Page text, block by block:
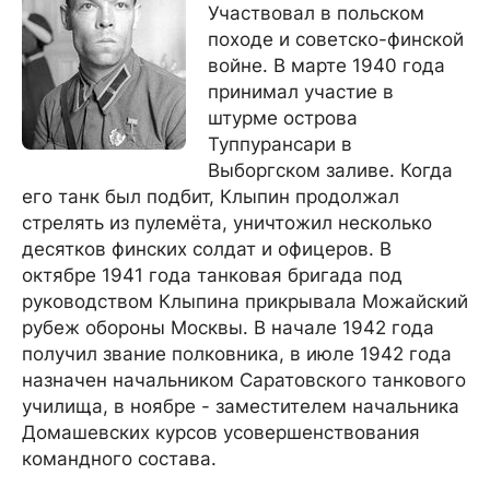
Участвовал в польском
походе и советско-финской
войне. В марте 1940 года
принимал участие в
штурме острова
Туппурансари в
Выборгском заливе. Когда
его танк был подбит, Клыпин продолжал
стрелять из пулемёта, уничтожил несколько
десятков финских солдат и офицеров. В
октябре 1941 года танковая бригада под
руководством Клыпина прикрывала Можайский
рубеж обороны Москвы. В начале 1942 года
получил звание полковника, в июле 1942 года
назначен начальником Саратовского танкового
училища, в ноябре - заместителем начальника
Домашевских курсов усовершенствования
командного состава.